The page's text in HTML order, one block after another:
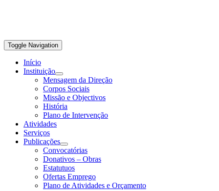
Toggle Navigation
Início
Instituição
Mensagem da Direção
Corpos Sociais
Missão e Objectivos
História
Plano de Intervenção
Atividades
Serviços
Publicações
Convocatórias
Donativos – Obras
Estatutuos
Ofertas Emprego
Plano de Atividades e Orçamento